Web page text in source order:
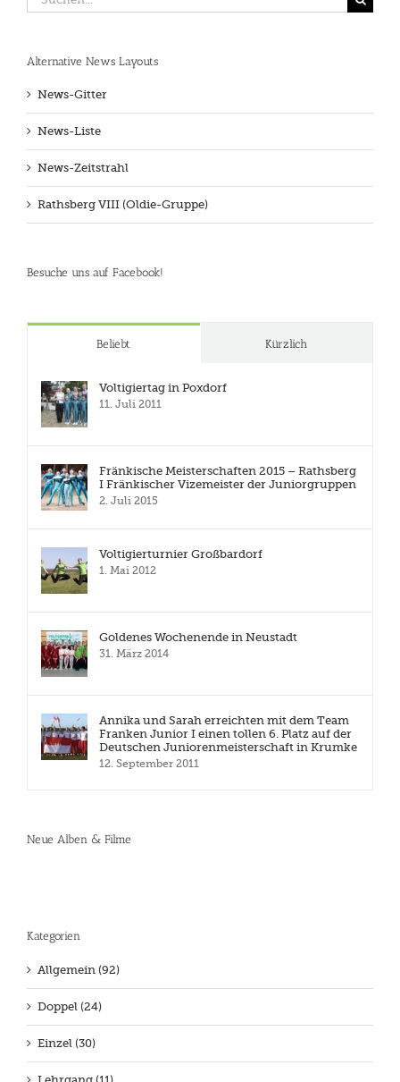
nach:
Alternative News Layouts
News-Gitter
News-Liste
News-Zeitstrahl
Rathsberg VIII (Oldie-Gruppe)
Besuche uns auf Facebook!
Beliebt Kürzlich
Voltigiertag in Poxdorf
11. Juli 2011
Fränkische Meisterschaften 2015 – Rathsberg
I Fränkischer Vizemeister der Juniorgruppen
2. Juli 2015
Voltigierturnier Großbardorf
1. Mai 2012
Goldenes Wochenende in Neustadt
31. März 2014
Annika und Sarah erreichten mit dem Team
Franken Junior I einen tollen 6. Platz auf der
Deutschen Juniorenmeisterschaft in Krumke
12. September 2011
Neue Alben & Filme
Kategorien
Allgemein (92)
Doppel (24)
Einzel (30)